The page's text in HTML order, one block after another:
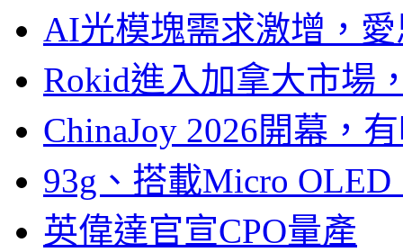
AI光模塊需求激增，
Rokid進入加拿大市場
ChinaJoy 2026開幕，
93g、搭載Micro
英偉達官宣CPO量產